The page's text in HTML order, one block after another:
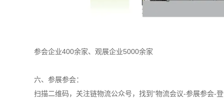
参会企业400余家、观展企业5000余家
六、参展参会：
扫描二维码，关注链物流公众号，找到“物流会议-参展参会-